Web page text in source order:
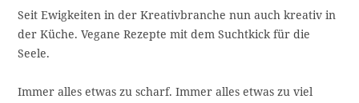
Seit Ewigkeiten in der Kreativbranche nun auch kreativ in
der Küche. Vegane Rezepte mit dem Suchtkick für die
Seele.
Immer alles etwas zu scharf. Immer alles etwas zu viel